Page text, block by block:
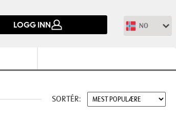
LOGG INN NO
SORTÉR: